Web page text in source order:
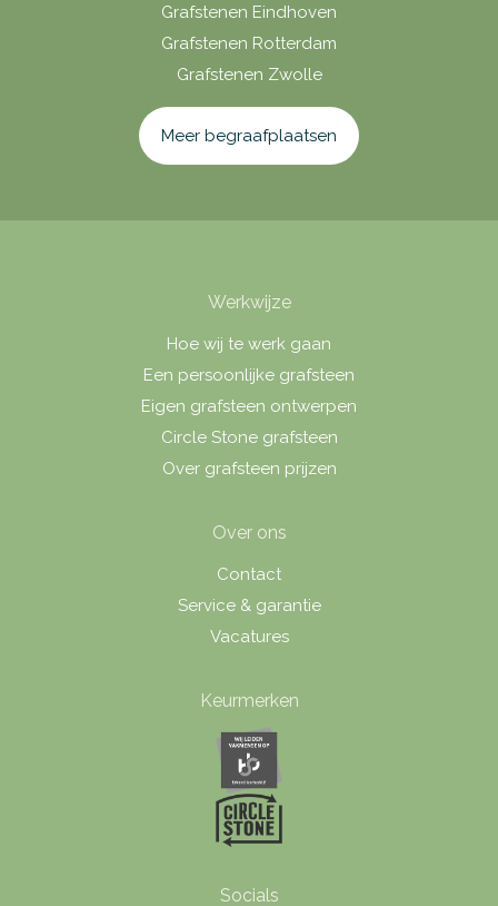
Grafstenen Eindhoven
Grafstenen Rotterdam
Grafstenen Zwolle
Meer begraafplaatsen
Werkwijze
Hoe wij te werk gaan
Een persoonlijke grafsteen
Eigen grafsteen ontwerpen
Circle Stone grafsteen
Over grafsteen prijzen
Over ons
Contact
Service & garantie
Vacatures
Keurmerken
Socials